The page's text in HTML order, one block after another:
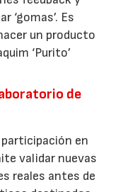
‘gomas’. Es
un producto
‘Purito’
de
en
validar nuevas
reales antes de